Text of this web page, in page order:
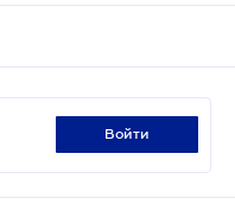
войти